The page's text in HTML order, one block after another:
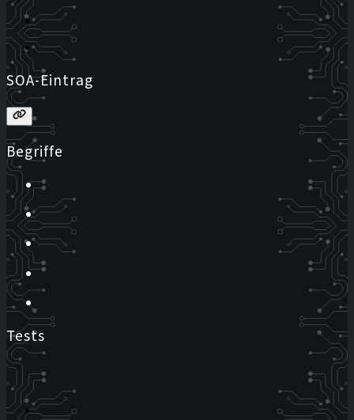
SOA-Eintrag
Begriffe
Tests